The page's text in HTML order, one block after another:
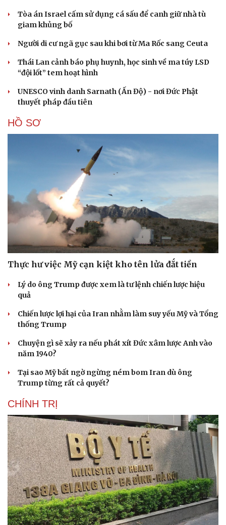
Tòa án Israel cấm sử dụng cá sấu để canh giữ nhà tù
giam khủng bố
Người di cư ngã gục sau khi bơi từ Ma Rốc sang Ceuta
Thái Lan cảnh báo phụ huynh, học sinh về ma túy LSD
“đội lốt” tem hoạt hình
UNESCO vinh danh Sarnath (Ấn Độ) - nơi Đức Phật
thuyết pháp đầu tiên
HỒ SƠ
Thực hư việc Mỹ cạn kiệt kho tên lửa đắt tiền
Lý do ông Trump được xem là tư lệnh chiến lược hiệu
quả
Chiến lược lợi hại của Iran nhằm làm suy yếu Mỹ và Tổng
thống Trump
Chuyện gì sẽ xảy ra nếu phát xít Đức xâm lược Anh vào
năm 1940?
Tại sao Mỹ bất ngờ ngừng ném bom Iran dù ông
Trump từng rất cả quyết?
CHÍNH TRỊ